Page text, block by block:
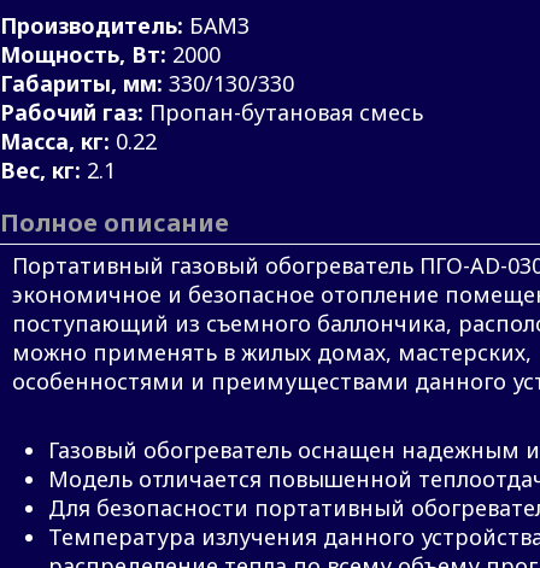
Производитель: БАМЗ
Мощность, Вт: 2000
Габариты, мм: 330/130/330
Рабочий газ: Пропан-бутановая смесь
Масса, кг: 0.22
Вес, кг: 2.1
Полное описание
Портативный газовый обогреватель ПГО-AD-
экономичное и безопасное отопление
поступающий из съемного баллончика,
можно применять в жилых домах,
особенностями и преимуществами данного
Газовый обогреватель оснащен надежным
Модель отличается повышенной
Для безопасности портативный
Температура излучения данного